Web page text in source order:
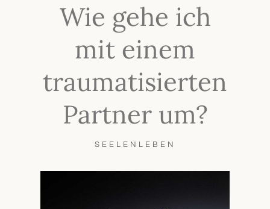
Wie gehe ich
mit einem
traumatisierten
Partner um?
SEELENLEBEN